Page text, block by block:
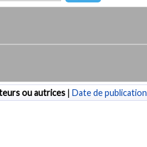
ou autrices | Date de publication